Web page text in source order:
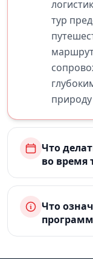
тур
Что
во время
Что